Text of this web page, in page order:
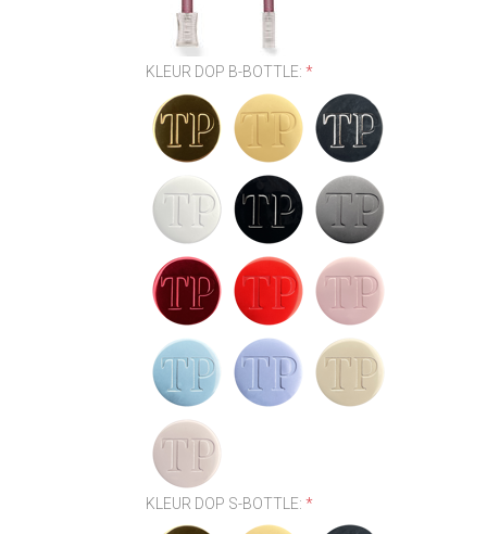
KLEUR DOP B-BOTTLE:*
KLEUR DOP S-BOTTLE:*